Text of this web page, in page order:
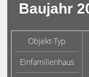
Baujahr
Objekt-Typ
Einfamilienhaus